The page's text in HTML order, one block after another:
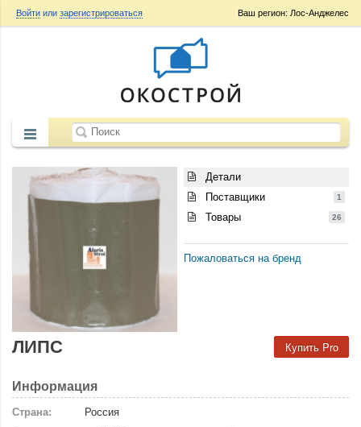
Ваш регион: Лос-Анджелес
Войти или зарегистрироваться
Детали
Поставщики
1
Товары 26
Пожаловаться на бренд
Купить Pro
ЛИПС
Информация
Страна:
Россия